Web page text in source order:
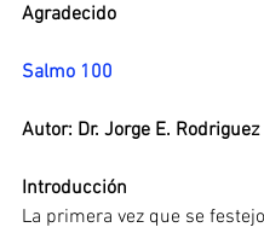
Agradecido
Salmo 100
Autor: Dr. Jorge E.
Introducción
La primera vez que se